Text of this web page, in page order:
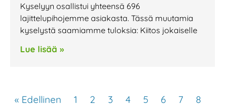
Kyselyyn osallistui yhteensä 696
lajittelupihojemme asiakasta. Tässä muutamia
kyselystä saamiamme tuloksia: Kiitos jokaiselle
Lue lisää »
« Edellinen 1 2 3 4 5 6 7
8